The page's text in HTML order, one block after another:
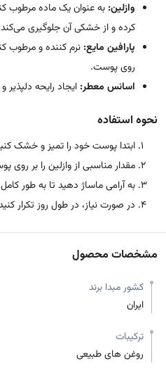
وازلین: به عنوان یک ماده مرطوب
کرده و از خشکی آن جلوگیری
پارافین مایع: نرم کننده و مرطوب
روی پوست.
اسانس معطر: ایجاد رایحه
نحوه استفاده
ابتدا پوست خود را تمیز و خشک
مقدار مناسبی از وازلین را بر روی
به آرامی ماساژ دهید تا به طور
در صورت نیاز، در طول روز تکرار
مشخصات محصول
کشور مبدا برند
ایران
ترکیبات
روغن های طبیعی